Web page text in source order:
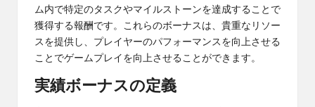
ム内で特定のタスクやマイルストーンを達成することで
獲得する報酬です。これらのボーナスは、貴重なリソー
スを提供し、プレイヤーのパフォーマンスを向上させる
ことでゲームプレイを向上させることができます。
実績ボーナスの定義